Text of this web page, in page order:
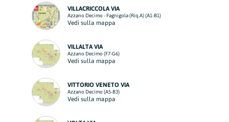
VILLACRICCOLA VIA
Azzano Decimo - Fagnigola (Riq.A) (A1-B1)
Vedi sulla mappa
VILLALTA VIA
Azzano Decimo (F7-G6)
Vedi sulla mappa
VITTORIO VENETO VIA
Azzano Decimo (A5-B3)
Vedi sulla mappa